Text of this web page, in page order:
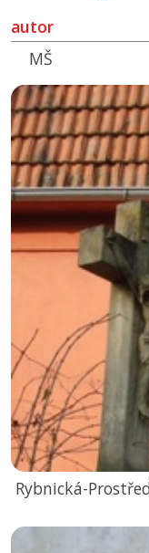
autor
MŠ
Rybnická-